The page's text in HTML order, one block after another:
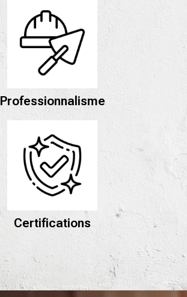
Professionnalisme
Certifications